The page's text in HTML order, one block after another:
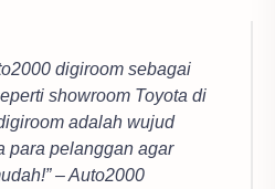
digiroom sebagai
showroom Toyota di
adalah wujud
para pelanggan agar
– Auto2000